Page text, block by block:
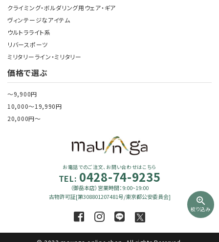
zoom_in
絞り込み
クライミング・ボルダリング用ウェア・ギア
ヴィンテージなアイテム
ウルトラライト系
リバースポーツ
ミリタリーライン・ミリタリー
価格で選ぶ
～9,900円
10,000～19,990円
20,000円～
お電話でのご注文、お問い合わせはこちら
TEL: 0428-74-9235
（御岳本店）営業時間：9:00~19:00
古物許可証[第308801207481号/東京都公安委員会]